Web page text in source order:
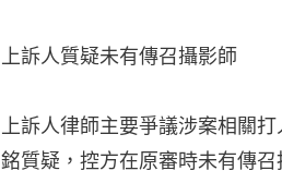
上訴人質疑未有傳召攝影師
上訴人律師主要爭議涉案相關
銘質疑，控方在原審時未有傳